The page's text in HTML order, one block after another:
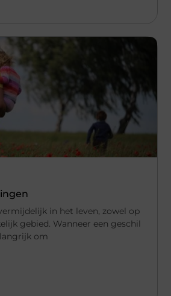
in het leven, zowel op
gebied. Wanneer een geschil
om